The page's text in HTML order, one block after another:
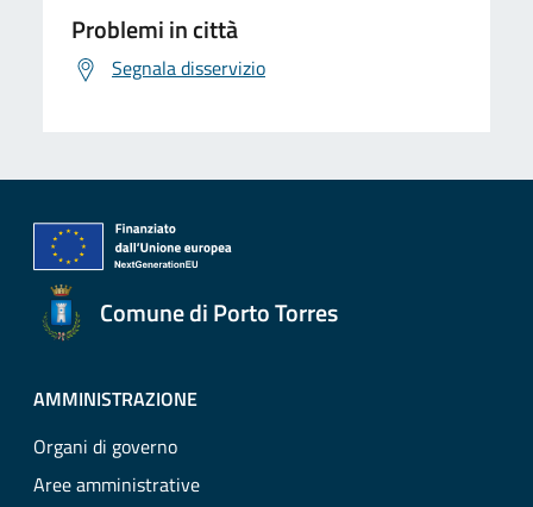
Problemi in città
Segnala disservizio
Comune di Porto Torres
AMMINISTRAZIONE
Organi di governo
Aree amministrative